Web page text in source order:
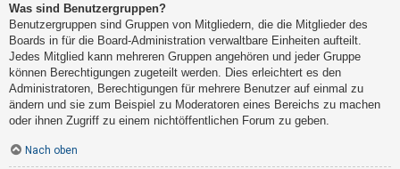
Was sind Benutzergruppen?
Benutzergruppen sind Gruppen von Mitgliedern, die die Mitglieder des
Boards in für die Board-Administration verwaltbare Einheiten aufteilt.
Jedes Mitglied kann mehreren Gruppen angehören und jeder Gruppe
können Berechtigungen zugeteilt werden. Dies erleichtert es den
Administratoren, Berechtigungen für mehrere Benutzer auf einmal zu
ändern und sie zum Beispiel zu Moderatoren eines Bereichs zu machen
oder ihnen Zugriff zu einem nichtöffentlichen Forum zu geben.
Nach oben